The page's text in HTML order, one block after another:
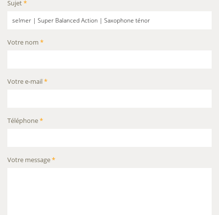
Sujet*
Votre nom *
Votre e-mail*
Téléphone*
Votre message*